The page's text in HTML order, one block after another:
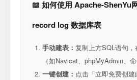
📖 如何使用 Apache-ShenYu
record log 数据库表
手动建表： 复制上方SQL语句
（如Navicat、phpMyAdmin、
一键创建： 点击「立即免费创